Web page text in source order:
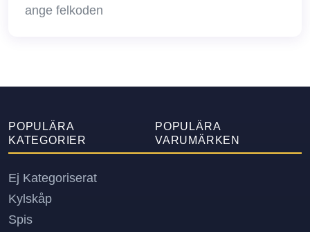
ange felkoden
POPULÄRA
KATEGORIER
Ej Kategoriserat
Kylskåp
Spis
POPULÄRA
VARUMÄRKEN